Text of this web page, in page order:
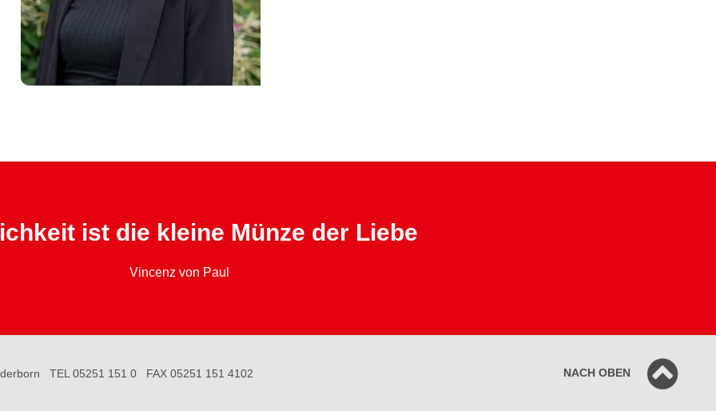
ist die kleine Münze der Liebe
Vincenz von Paul
TEL 05251 151 0 FAX 05251 151 4102 NACH OBEN